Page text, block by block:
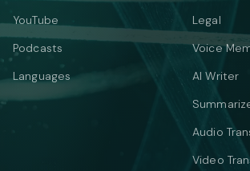
YouTube
Podcasts
Languages
Legal
Voice
AI Writer
Audio
Video